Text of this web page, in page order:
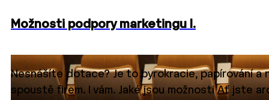
Možnosti podpory marketingu I.
Nesnášíte dotace? Je to byrokracie, papírování a
spoustě firem. I vám. Jaké jsou možnosti Ať jste